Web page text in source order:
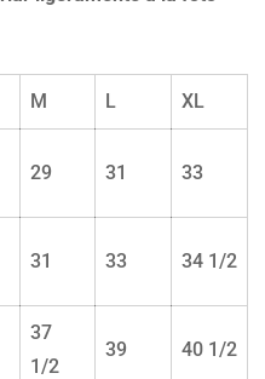
M L XL
29 31 33
31 33 34 1/2
37
1/2
39 40 1/2